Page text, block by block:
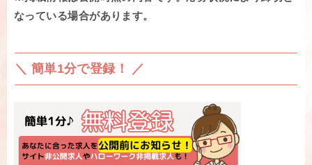
なっている場合があります。
＼ 簡単1分で登録！ ／